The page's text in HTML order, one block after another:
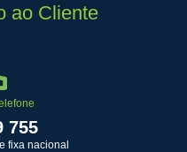
ao Cliente
755
fixa nacional